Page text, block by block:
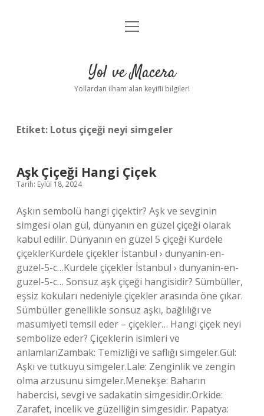
Anasayfa
Yasal Uyarı
menüyü
Yol ve Macera
Yollardan ilham alan keyifli bilgiler!
Etiket: Lotus çiçeği neyi simgeler
Aşk Çiçeği Hangi Çiçek
Tarih: Eylül 18, 2024
Aşkın sembolü hangi çiçektir? Aşk ve sevginin
simgesi olan gül, dünyanın en güzel çiçeği olarak
kabul edilir. Dünyanın en güzel 5 çiçeği Kurdele
çiçeklerKurdele çiçekler İstanbul › dunyanin-en-
guzel-5-c…Kurdele çiçekler İstanbul › dunyanin-en-
guzel-5-c… Sonsuz aşk çiçeği hangisidir? Sümbüller,
eşsiz kokuları nedeniyle çiçekler arasında öne çıkar.
Sümbüller genellikle sonsuz aşkı, bağlılığı ve
masumiyeti temsil eder – çiçekler… Hangi çiçek neyi
sembolize eder? Çiçeklerin isimleri ve
anlamlarıZambak: Temizliği ve saflığı simgeler.Gül:
Aşkı ve tutkuyu simgeler.Lale: Zenginlik ve zengin
olma arzusunu simgeler.Menekşe: Baharın
habercisi, sevgi ve sadakatin simgesidir.Orkide:
Zarafet, incelik ve güzelliğin simgesidir. Papatya: